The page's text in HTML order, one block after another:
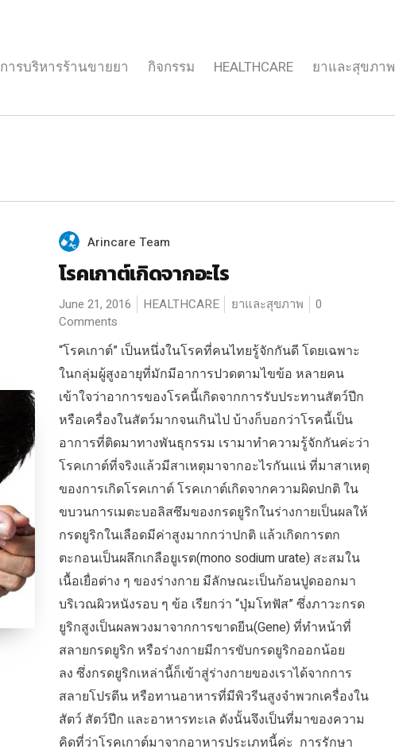
การบริหารร้านขายยา กิจกรรม HEALTHCARE ยาและสุขภาพ
Arincare Team
โรคเกาต์เกิดจากอะไร
June 21, 2016 HEALTHCARE ยาและสุขภาพ
0
Comments
“โรคเกาต์” เป็นหนึ่งในโรคที่คนไทยรู้จักกันดี โดยเฉพาะ
ในกลุ่มผู้สูงอายุที่มักมีอาการปวดตามไขข้อ หลายคน
เข้าใจว่าอาการของโรคนี้เกิดจากการรับประทานสัตว์ปีก
หรือเครื่องในสัตว์มากจนเกินไป บ้างก็บอกว่าโรคนี้เป็น
อาการที่ติดมาทางพันธุกรรม เรามาทำความรู้จักกันค่ะว่า
โรคเกาต์ที่จริงแล้วมีสาเหตุมาจากอะไรกันแน่ ที่มาสาเหตุ
ของการเกิดโรคเกาต์ โรคเกาต์เกิดจากความผิดปกติ ใน
ขบวนการเมตะบอลิสซึมของกรดยูริกในร่างกายเป็นผลให้
กรดยูริกในเลือดมีค่าสูงมากกว่าปกติ แล้วเกิดการตก
ตะกอนเป็นผลึกเกลือยูเรต(mono sodium urate) สะสมใน
เนื้อเยื่อต่าง ๆ ของร่างกาย มีลักษณะเป็นก้อนปูดออกมา
บริเวณผิวหนังรอบ ๆ ข้อ เรียกว่า “ปุ่มโทฟัส” ซึ่งภาวะกรด
ยูริกสูงเป็นผลพวงมาจากการขาดยีน(Gene) ที่ทำหน้าที่
สลายกรดยูริก หรือร่างกายมีการขับกรดยูริกออกน้อย
ลง ซึ่งกรดยูริกเหล่านี้ก็เข้าสู่ร่างกายของเราได้จากการ
สลายโปรตีน หรือทานอาหารที่มีพิวรีนสูงจำพวกเครื่องใน
สัตว์ สัตว์ปีก และอาหารทะเล ดังนั้นจึงเป็นที่มาของความ
คิดที่ว่าโรคเกาต์มาจากอาหารประเภทนี้ค่ะ  การรักษา